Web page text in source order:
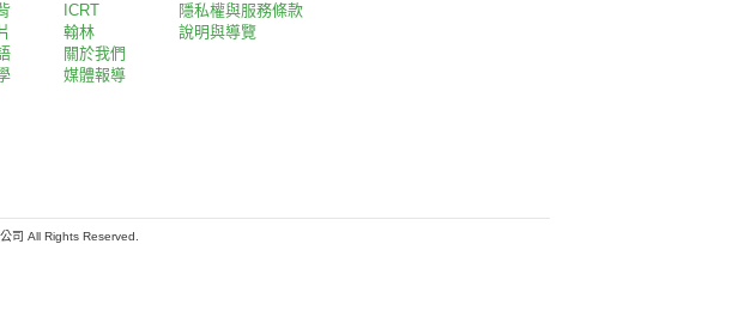
ICRT
翰林
關於我們
媒體報導
隱私權與服務條款
說明與導覽
司 All Rights Reserved.